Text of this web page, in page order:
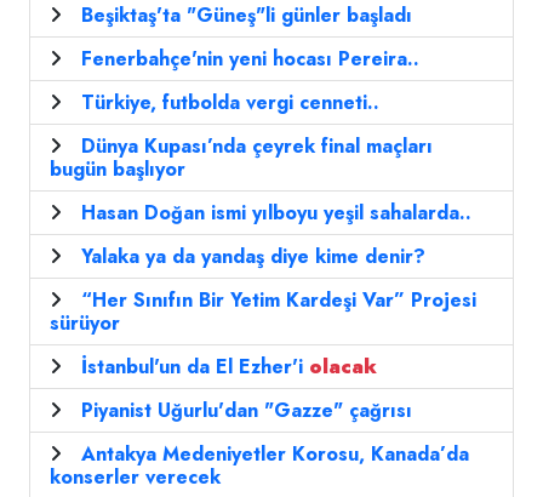
Beşiktaş'ta "Güneş"li günler başladı
Fenerbahçe'nin yeni hocası Pereira..
Türkiye, futbolda vergi cenneti..
Dünya Kupası’nda çeyrek final maçları
bugün başlıyor
Hasan Doğan ismi yılboyu yeşil sahalarda..
Yalaka ya da yandaş diye kime denir?
“Her Sınıfın Bir Yetim Kardeşi Var” Projesi
sürüyor
İstanbul'un da El Ezher'i olacak
Piyanist Uğurlu'dan "Gazze" çağrısı
Antakya Medeniyetler Korosu, Kanada’da
konserler verecek